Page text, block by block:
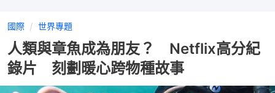
國際 世界專題
人類與章魚成為朋友？ Netflix高分紀
錄片 刻劃暖心跨物種故事